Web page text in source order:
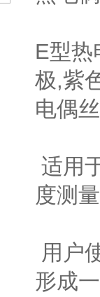
E型热
极,紫
电偶
适用
度测
用户
形成